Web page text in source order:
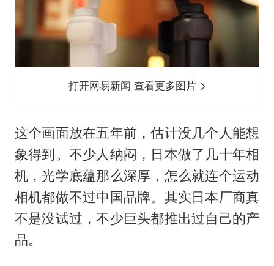
打开网易新闻 查看更多图片
这个画面放在五年前，估计没几个人能想
象得到。不少人纳闷，日本做了几十年相
机，光学底蕴那么深厚，怎么就连个运动
相机都做不过中国品牌。其实日本厂商真
不是没试过，不少巨头都推出过自己的产
品。